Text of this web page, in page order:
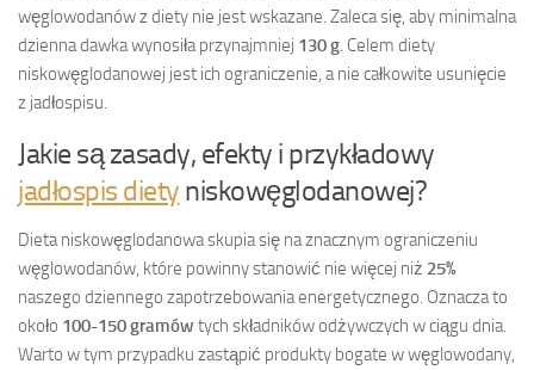
węglowodanów z diety nie jest wskazane. Zaleca się, aby minimalna
dzienna dawka wynosiła przynajmniej 130 g. Celem diety
niskowęglodanowej jest ich ograniczenie, a nie całkowite usunięcie
z jadłospisu.
Jakie są zasady, efekty i przykładowy
jadłospis diety niskowęglodanowej?
Dieta niskowęglodanowa skupia się na znacznym ograniczeniu
węglowodanów, które powinny stanowić nie więcej niż 25%
naszego dziennego zapotrzebowania energetycznego. Oznacza to
około 100-150 gramów tych składników odżywczych w ciągu dnia.
Warto w tym przypadku zastąpić produkty bogate w węglowodany,